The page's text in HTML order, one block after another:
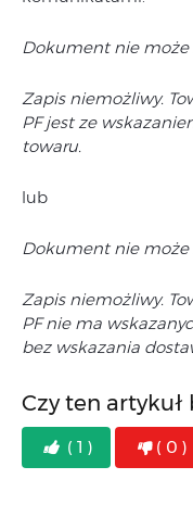
Dokument nie może
Zapis niemożliwy.
PF jest ze
towaru.
lub
Dokument nie może
Zapis niemożliwy.
PF nie ma
bez wskazania
Czy ten artykuł
( 1 ) ( 0 )